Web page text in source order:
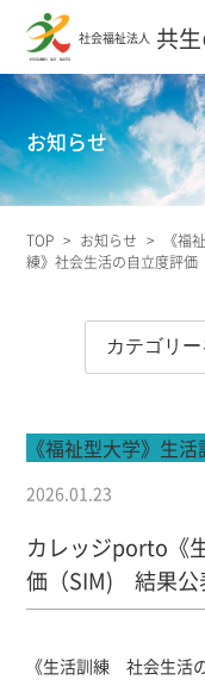
社会福祉法人 共
お知らせ
TOP > お知らせ > 《福
練》社会生活の自立度評
《福祉型大学》生活
2026.01.23
カレッジporto《
価（SIM) 結果公
《生活訓練 社会生活